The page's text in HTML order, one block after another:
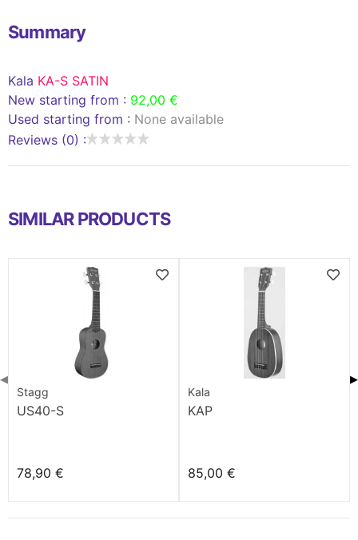
Summary
Kala KA-S SATIN
New starting from : 92,00 €
Used starting from : None available
Reviews (0) :
SIMILAR PRODUCTS
Stagg
US40-S
78,90 €
Kala
KAP
85,00 €
◀ ▶